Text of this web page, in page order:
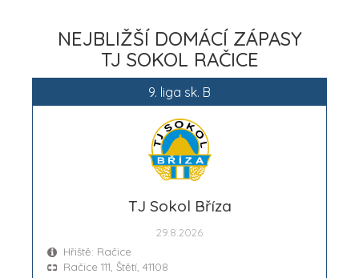
NEJBLIŽŠÍ DOMÁCÍ ZÁPASY
TJ SOKOL RAČICE
9. liga sk. B
TJ Sokol Bříza
29.8.2026
Hřiště: Račice
Račice 111, Štětí, 41108